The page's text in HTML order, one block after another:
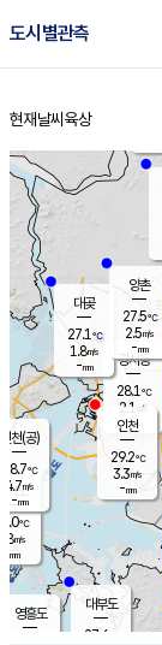
도시별관측
홈
현재날씨 육상
의도
℃
m/s
mm
영흥도
대부도
27.6
경서동
28.1℃
2.1 m/s
-mm
대곶
27.1℃
1.8m/s
-mm
양촌
27.5℃
2.5m/s
-mm
인천(공)
28.7℃
4.7m/s
-mm
인천
29.2℃
3.3m/s
-mm